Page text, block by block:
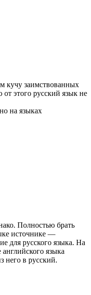
кучу заимствованных
этого русский язык не
на языках
Полностью брать
источнике —
для русского языка. На
языка
него в русский.